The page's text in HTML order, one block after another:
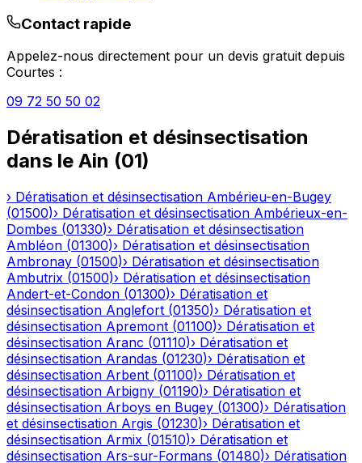
Contact rapide
Appelez-nous directement pour un devis gratuit depuis
Courtes :
09 72 50 50 02
Dératisation et désinsectisation
dans le Ain (01)
› Dératisation et désinsectisation Ambérieu-en-Bugey
(01500)› Dératisation et désinsectisation Ambérieux-en-
Dombes (01330)› Dératisation et désinsectisation
Ambléon (01300)› Dératisation et désinsectisation
Ambronay (01500)› Dératisation et désinsectisation
Ambutrix (01500)› Dératisation et désinsectisation
Andert-et-Condon (01300)› Dératisation et
désinsectisation Anglefort (01350)› Dératisation et
désinsectisation Apremont (01100)› Dératisation et
désinsectisation Aranc (01110)› Dératisation et
désinsectisation Arandas (01230)› Dératisation et
désinsectisation Arbent (01100)› Dératisation et
désinsectisation Arbigny (01190)› Dératisation et
désinsectisation Arboys en Bugey (01300)› Dératisation
et désinsectisation Argis (01230)› Dératisation et
désinsectisation Armix (01510)› Dératisation et
désinsectisation Ars-sur-Formans (01480)› Dératisation